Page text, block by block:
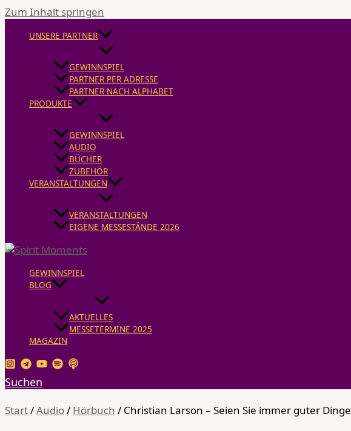
Zum Inhalt springen
UNSERE PARTNER
GEWINNSPIEL
PARTNER PER ADRESSE
PARTNER NACH ALPHABET
PRODUKTE
GEWINNSPIEL
AUDIO
BÜCHER
ZUBEHÖR
VERANSTALTUNGEN
VERANSTALTUNGEN
EIGENE MESSESTÄNDE 2026
GEWINNSPIEL
BLOG
AKTUELLES
MESSETERMINE 2025
MAGAZIN
Suchen
Start/Audio/ Hörbuch / Christian Larson – Seien Sie immer guter Dinge